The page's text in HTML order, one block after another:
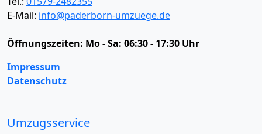
E-Mail: info@paderborn-umzuege.de
Öffnungszeiten: Mo - Sa: 06:30 - 17:30 Uhr
Impressum
Datenschutz
Umzugsservice